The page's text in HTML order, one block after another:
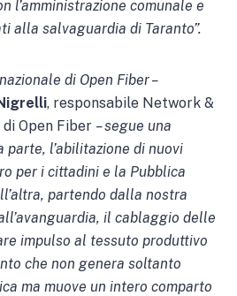
l’amministrazione comunale e
alla salvaguardia di Taranto”.
di Open Fiber –
, responsabile Network &
Open Fiber – segue una
parte, l’abilitazione di nuovi
per i cittadini e la Pubblica
partendo dalla nostra
il cablaggio delle
impulso al tessuto produttivo
che non genera soltanto
ma muove un intero comparto